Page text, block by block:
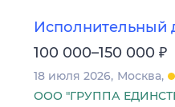
Исполнительный
100 000–150 000 ₽
18 июля 2026 Москва
ООО "ГРУППА